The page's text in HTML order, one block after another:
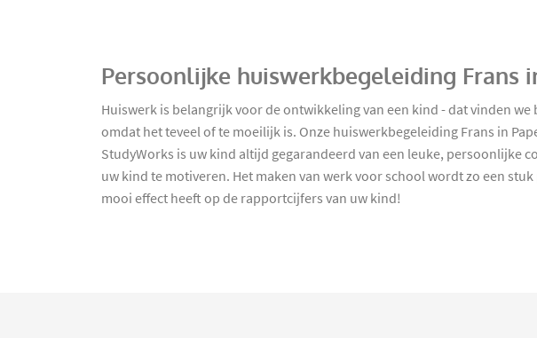
Persoonlijke huiswerkbegeleiding Frans
Huiswerk is belangrijk voor de ontwikkeling van een kind - dat vinden
omdat het teveel of te moeilijk is. Onze huiswerkbegeleiding Frans in
StudyWorks is uw kind altijd gegarandeerd van een leuke, persoonlijke
uw kind te motiveren. Het maken van werk voor school wordt zo een
mooi effect heeft op de rapportcijfers van uw kind!